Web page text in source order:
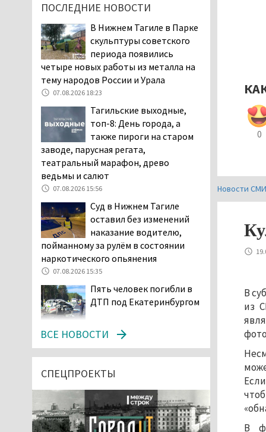
0
Новости
В
из
В
ПОСЛЕДНИЕ НОВОСТИ
В Нижнем Тагиле в Парке
скульптуры советского
периода появились
четыре новых работы из металла на
тему народов России и Урала
07.08.2026 18:23
Тагильские выходные,
топ-8: День города, а
также пироги на старом
заводе, парусная регата,
театральный марафон, древо
ведьмы и салют
07.08.2026 15:56
Суд в Нижнем Тагиле
оставил без изменений
наказание водителю,
пойманному за рулём в состоянии
наркотического опьянения
07.08.2026 15:35
Пять человек погибли в
ДТП под Екатеринбургом
проникли в квартиру
через балкон, чтобы
07.08.2026 14:20
В Красноуральске хитрый
водитель BMW ездил с
ВСЕ НОВОСТИ
СПЕЦПРОЕКТЫ